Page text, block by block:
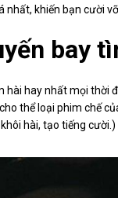
khiến bạn cười
bay
hài hay nhất mọi thời
thể loại phim chế
hài, tạo tiếng cười.)